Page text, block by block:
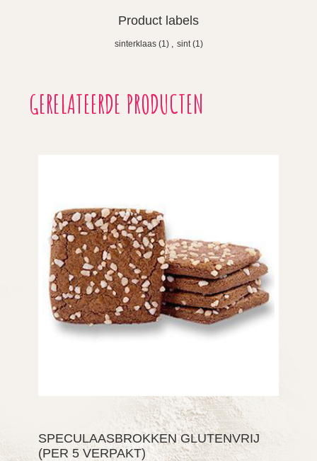
Product labels
sinterklaas (1) , sint (1)
GERELATEERDE PRODUCTEN
SPECULAASBROKKEN GLUTENVRIJ
(PER 5 VERPAKT)